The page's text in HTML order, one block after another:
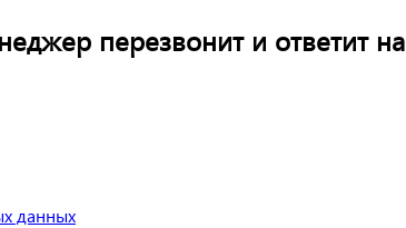
перезвонит и ответит
данных